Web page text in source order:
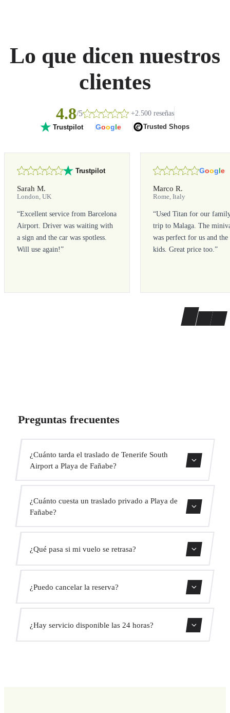
Lo que dicen nuestros
clientes
4.8/5 +2.500 reseñas
Trustpilot Google Trusted Shops
Trustpilot
Sarah M.
London, UK
“Excellent service from Barcelona
Airport. Driver was waiting with
a sign and the car was spotless.
Will use again!”
Google
Marco R.
Rome, Italy
“Used Titan for our
trip to Malaga. The
was perfect for us and the
kids. Great price too.”
Preguntas frecuentes
¿Cuánto tarda el traslado de Tenerife South
Airport a Playa de Fañabe?
¿Cuánto cuesta un traslado privado a Playa de
Fañabe?
Usa nuestro formulario de reserva para obtener un precio
fijo al instante. Sin cargos ocultos.
¿Qué pasa si mi vuelo se retrasa?
conductor ajustará automáticamente la hora de recogida
sin coste adicional.
¿Puedo cancelar la reserva?
recogida.
¿Hay servicio disponible las 24 horas?